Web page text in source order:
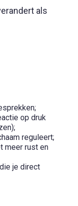
als
op druk
reguleert;
meer rust en
je direct